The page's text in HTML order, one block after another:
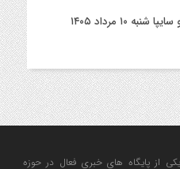
مرداد ۱۴۰۵
اجرای عملیات پروازی اربعین
از پایگاه های خبری فعال در حوزه